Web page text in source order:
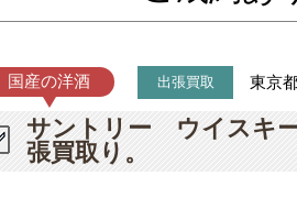
国産の洋酒 出張買取 東京
サントリー ウイス
張買取り。